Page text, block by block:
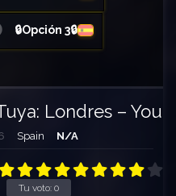
🔒Opción 3🔒
Londres –
Spain N/A
Tu voto: 0